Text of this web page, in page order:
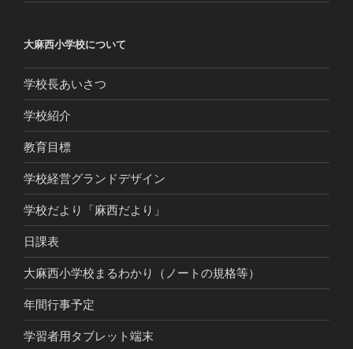
大麻西小学校について
学校長あいさつ
学校紹介
教育目標
学校経営グランドデザイン
学校だより「麻西だより」
日課表
大麻西小学校まるわかり（ノートの規格等）
年間行事予定
学習者用タブレット端末